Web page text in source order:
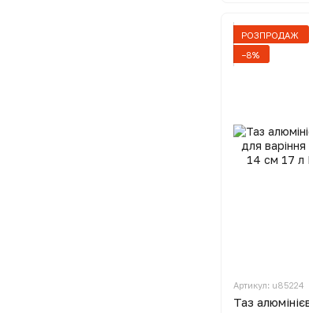
РОЗПРОДАЖ
−8%
Артикул: u85224